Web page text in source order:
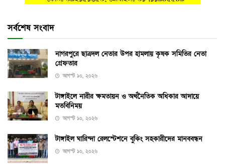
সর্বশেষ সংবাদ
নাগরপুরে ছাত্রদল নেতার উপর হামলায় কৃষক সমিতির নেতা
গ্রেফতার
আগস্ট ১০, ২০২৬
টাঙ্গাইলে নারীর ক্ষমতায়ন ও অর্থনৈতিক অধিকার আদায়ে
মতবিনিময়
আগস্ট ১০, ২০২৬
টাঙ্গাইল ঘারিন্দা রেলস্টেশনে বুকিং সহকারীদের মানববন্ধন
আগস্ট ১০, ২০২৬